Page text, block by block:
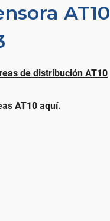
AT10
de distribución AT10
AT10 aquí.